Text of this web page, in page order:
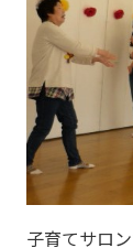
子育てサロ